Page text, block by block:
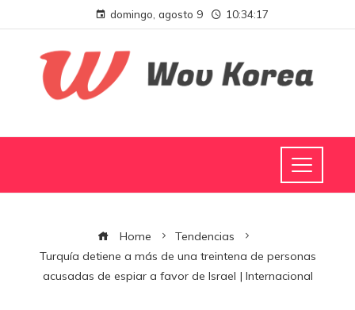
domingo, agosto 9 10:34:18
Home
Tendencias
Turquía detiene a más de una treintena de personas
acusadas de espiar a favor de Israel | Internacional